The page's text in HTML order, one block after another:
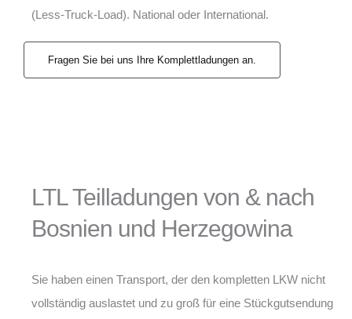
(Less-Truck-Load). National oder International.
Fragen Sie bei uns Ihre Komplettladungen an.
LTL Teilladungen von & nach
Bosnien und Herzegowina
Sie haben einen Transport, der den kompletten LKW nicht
vollständig auslastet und zu groß für eine Stückgutsendung